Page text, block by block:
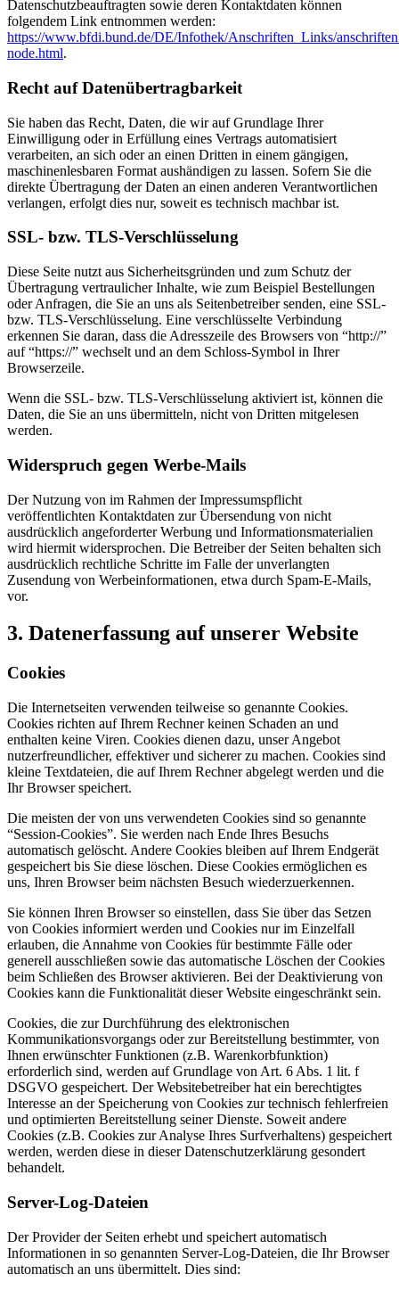
Datenschutzbeauftragten sowie deren Kontaktdaten können
folgendem Link entnommen werden:
https://www.bfdi.bund.de/DE/Infothek/Anschriften_Links/
node.html.
Recht auf Datenübertragbarkeit
Sie haben das Recht, Daten, die wir auf Grundlage Ihrer
Einwilligung oder in Erfüllung eines Vertrags automatisiert
verarbeiten, an sich oder an einen Dritten in einem gängigen,
maschinenlesbaren Format aushändigen zu lassen. Sofern Sie die
direkte Übertragung der Daten an einen anderen Verantwortlichen
verlangen, erfolgt dies nur, soweit es technisch machbar ist.
SSL- bzw. TLS-Verschlüsselung
Diese Seite nutzt aus Sicherheitsgründen und zum Schutz der
Übertragung vertraulicher Inhalte, wie zum Beispiel Bestellungen
oder Anfragen, die Sie an uns als Seitenbetreiber senden, eine SSL-
bzw. TLS-Verschlüsselung. Eine verschlüsselte Verbindung
erkennen Sie daran, dass die Adresszeile des Browsers von “http://”
auf “https://” wechselt und an dem Schloss-Symbol in Ihrer
Browserzeile.
Wenn die SSL- bzw. TLS-Verschlüsselung aktiviert ist, können die
Daten, die Sie an uns übermitteln, nicht von Dritten mitgelesen
werden.
Widerspruch gegen Werbe-Mails
Der Nutzung von im Rahmen der Impressumspflicht
veröffentlichten Kontaktdaten zur Übersendung von nicht
ausdrücklich angeforderter Werbung und Informationsmaterialien
wird hiermit widersprochen. Die Betreiber der Seiten behalten sich
ausdrücklich rechtliche Schritte im Falle der unverlangten
Zusendung von Werbeinformationen, etwa durch Spam-E-Mails,
vor.
3. Datenerfassung auf unserer Website
Cookies
Die Internetseiten verwenden teilweise so genannte Cookies.
Cookies richten auf Ihrem Rechner keinen Schaden an und
enthalten keine Viren. Cookies dienen dazu, unser Angebot
nutzerfreundlicher, effektiver und sicherer zu machen. Cookies sind
kleine Textdateien, die auf Ihrem Rechner abgelegt werden und die
Ihr Browser speichert.
Die meisten der von uns verwendeten Cookies sind so genannte
“Session-Cookies”. Sie werden nach Ende Ihres Besuchs
automatisch gelöscht. Andere Cookies bleiben auf Ihrem Endgerät
gespeichert bis Sie diese löschen. Diese Cookies ermöglichen es
uns, Ihren Browser beim nächsten Besuch wiederzuerkennen.
Sie können Ihren Browser so einstellen, dass Sie über das Setzen
von Cookies informiert werden und Cookies nur im Einzelfall
erlauben, die Annahme von Cookies für bestimmte Fälle oder
generell ausschließen sowie das automatische Löschen der Cookies
beim Schließen des Browser aktivieren. Bei der Deaktivierung von
Cookies kann die Funktionalität dieser Website eingeschränkt sein.
Cookies, die zur Durchführung des elektronischen
Kommunikationsvorgangs oder zur Bereitstellung bestimmter, von
Ihnen erwünschter Funktionen (z.B. Warenkorbfunktion)
erforderlich sind, werden auf Grundlage von Art. 6 Abs. 1 lit. f
DSGVO gespeichert. Der Websitebetreiber hat ein berechtigtes
Interesse an der Speicherung von Cookies zur technisch fehlerfreien
und optimierten Bereitstellung seiner Dienste. Soweit andere
Cookies (z.B. Cookies zur Analyse Ihres Surfverhaltens) gespeichert
werden, werden diese in dieser Datenschutzerklärung gesondert
behandelt.
Server-Log-Dateien
Der Provider der Seiten erhebt und speichert automatisch
Informationen in so genannten Server-Log-Dateien, die Ihr Browser
automatisch an uns übermittelt. Dies sind: